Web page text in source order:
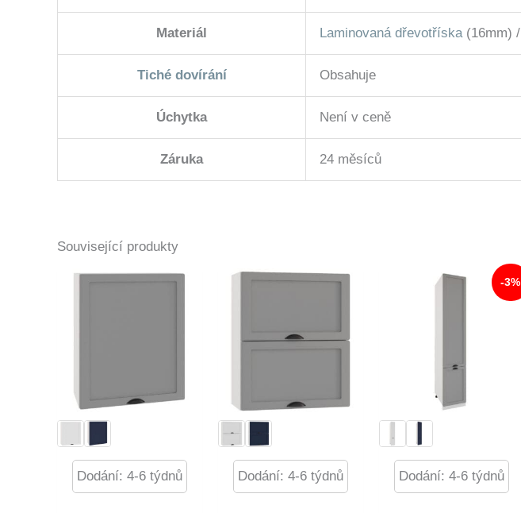
Materiál Laminovaná dřevotříska(16mm) /
Tiché dovírání Obsahuje
Úchytka Není v ceně
Záruka 24 měsíců
Související produkty
Dodání: 4-6 týdnů Dodání: 4-6 týdnů
-3%
Dodání: 4-6 týdnů